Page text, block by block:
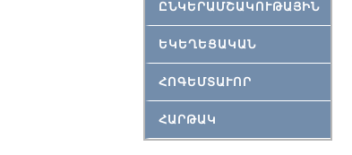
ԸՆԿԵՐԱՄՇԱԿՈՒԹԱՅԻՆ
ԵԿԵՂԵՑԱԿԱՆ
ՀՈԳԵՄՏԱՒՈՐ
ՀԱՐԹԱԿ